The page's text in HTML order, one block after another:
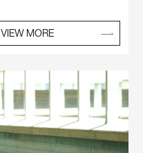
VIEW MORE